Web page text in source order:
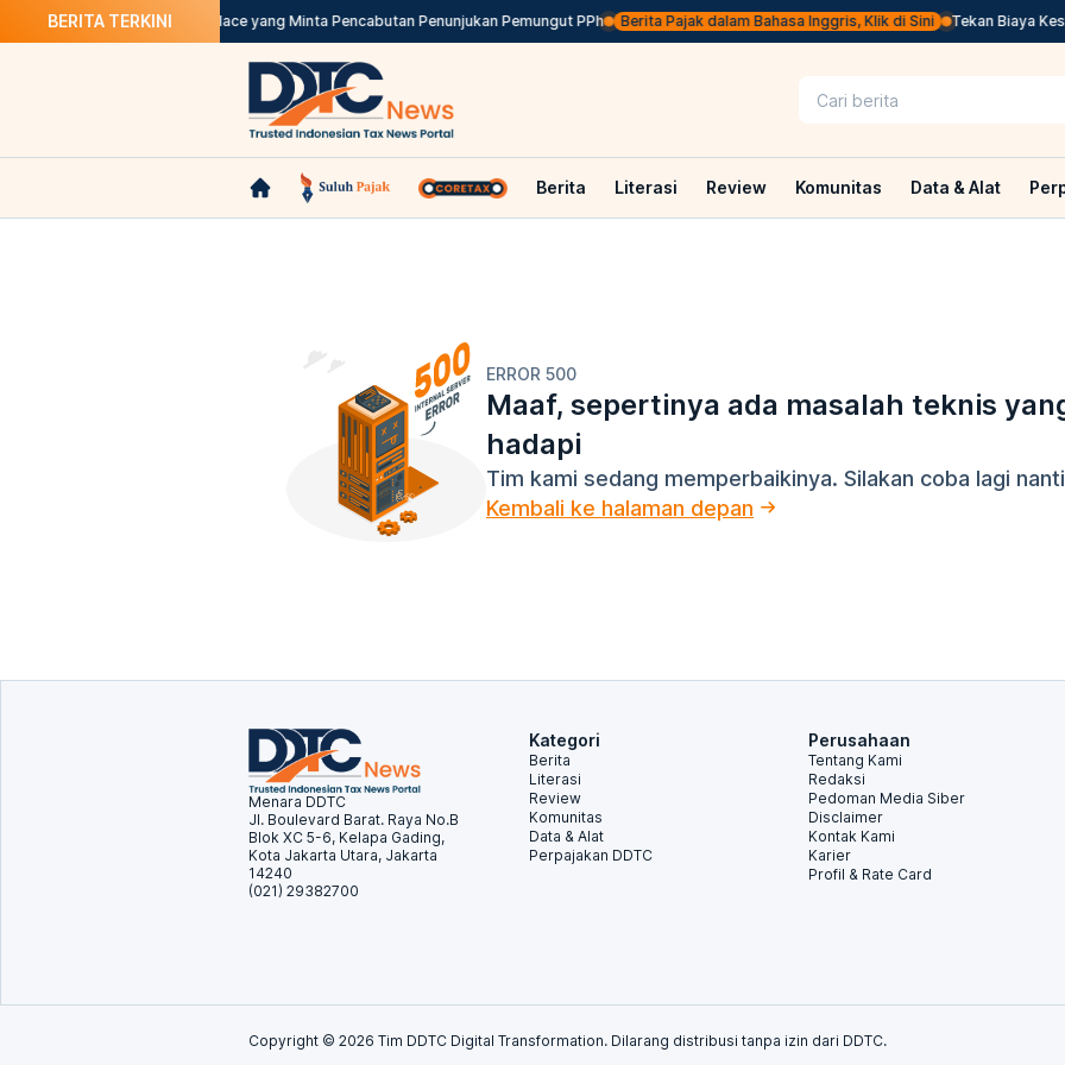
BERITA TERKINI
Rumah DJP Teliti Marketplace yang Minta Pencabutan Penunjukan Pemungut PPh Berita Pajak dalam Bahasa Inggris, Klik di Sini Tekan Biaya
Berita Literasi Review Komunitas Data & Alat
ERROR 500
Maaf, sepertinya ada masalah teknis
hadapi
Tim kami sedang memperbaikinya. Silakan coba lagi
Kembali ke halaman depan
Menara DDTC
Jl. Boulevard Barat. Raya No.B
Blok XC 5-6, Kelapa Gading,
Kota Jakarta Utara, Jakarta
14240
(021) 29382700
Kategori
Berita
Literasi
Review
Komunitas
Data & Alat
Perpajakan DDTC
Perusahaan
Tentang Kami
Redaksi
Pedoman Media Siber
Disclaimer
Kontak Kami
Karier
Profil & Rate Card
Copyright © 2026 Tim DDTC Digital Transformation. Dilarang distribusi tanpa izin dari DDTC.